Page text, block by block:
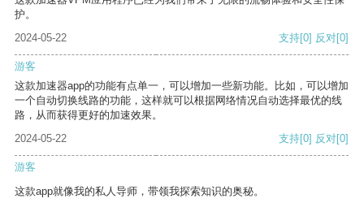
护。
2024-05-22
支持[0] 反对[0]
游客
这款加速器app的功能有点单一，可以增加一些新功能。比如，可以增加
一个自动切换线路的功能，这样就可以根据网络情况自动选择最优的线
路，从而获得更好的加速效果。
2024-05-22
支持[0] 反对[0]
游客
这款app就像我的私人导师，带领我探索知识的奥秘。